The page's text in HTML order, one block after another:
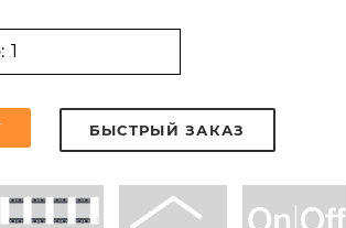
БЫСТРЫЙ ЗАКАЗ